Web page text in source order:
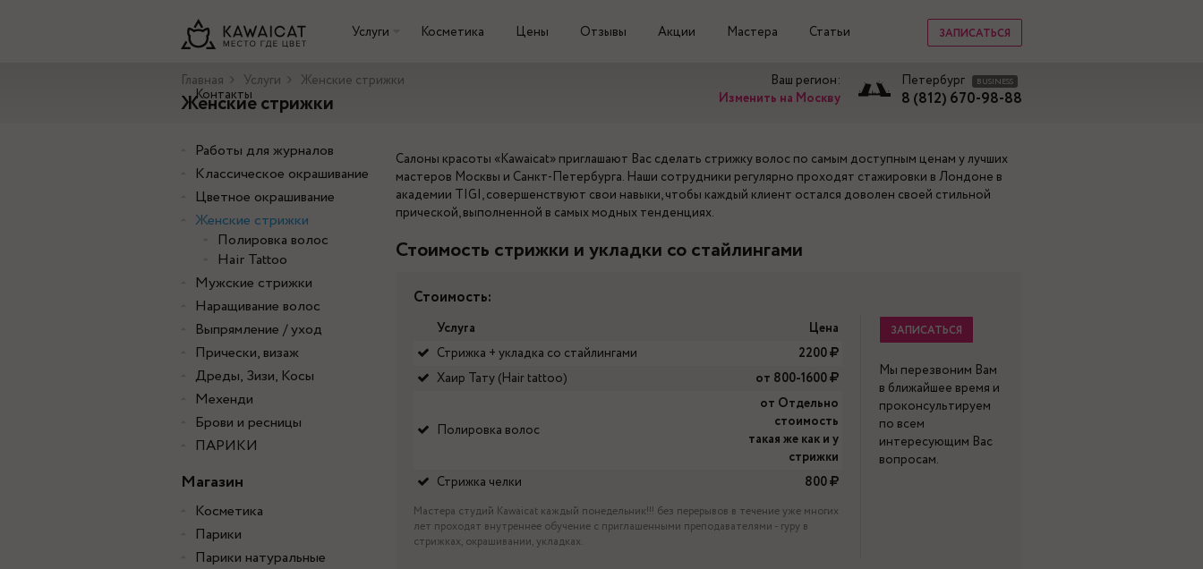
ЗАПИСАТЬСЯ
Услуги Косметика Цены Отзывы Акции Мастера Статьи
Контакты
Ваш регион:
Изменить на Москву
Петербург BUSINESS
8 (812) 670-98-88
Главная Услуги Женские стрижки
Женские стрижки
Работы для журналов
Классическое окрашивание
Цветное окрашивание
Женские стрижки
Полировка волос
Hair Tattoo
Мужские стрижки
Наращивание волос
Выпрямление / уход
Прически, визаж
Дреды, Зизи, Косы
Мехенди
Брови и ресницы
ПАРИКИ
Магазин
Косметика
Парики
Парики натуральные
Салоны красоты «Kawaicat» приглашают Вас сделать стрижку волос по самым доступным ценам у лучших
мастеров Москвы и Санкт-Петербурга. Наши сотрудники регулярно проходят стажировки в Лондоне в
академии TIGI, совершенствуют свои навыки, чтобы каждый клиент остался доволен своей стильной
прической, выполненной в самых модных тенденциях.
Стоимость стрижки и укладки со стайлингами
Стоимость:
Услуга
Цена
Стрижка + укладка со стайлингами
2200
Хаир Тату (Hair tattoo)
от 800-1600
Полировка волос
от Отдельно
стоимость
такая же как и у
стрижки
Стрижка челки
800
Мастера студий Kawaicat каждый понедельник!!! без перерывов в течение уже многих
лет проходят внутреннее обучение с приглашенными преподавателями - гуру в
стрижках, окрашивании, укладках.
ЗАПИСАТЬСЯ
Мы перезвоним Вам
в ближайшее время и
проконсультируем
по всем
интересующим Вас
вопросам.